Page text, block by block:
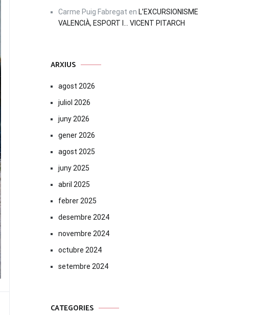
Carme Puig Fabregat en L’EXCURSIONISME
VALENCIÀ, ESPORT I… VICENT PITARCH
ARXIUS
agost 2026
juliol 2026
juny 2026
gener 2026
agost 2025
juny 2025
abril 2025
febrer 2025
desembre 2024
novembre 2024
octubre 2024
setembre 2024
CATEGORIES